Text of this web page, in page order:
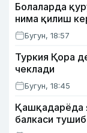
Болаларда
нима қилиш
Бугун, 18:57
Туркия Қора
чеклади
Бугун, 18:45
Қашқадарёда
балкаси